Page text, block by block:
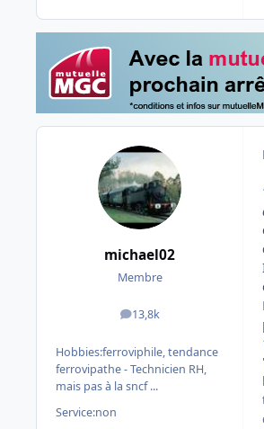
michael02
Membre
13,8k
messages
Hobbies:ferroviphile, tendance
ferrovipathe - Technicien RH,
mais pas à la sncf ...
Service:non